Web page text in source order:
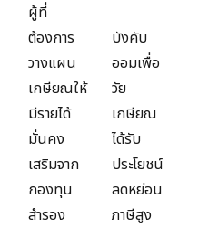
ผู้ที่
ต้องการ
วางแผน
เกษียณให้
มีรายได้
มั่นคง
เสริมจาก
กองทุน
สำรอง
บังคับ
ออมเพื่อ
วัย
เกษียณ
ได้รับ
ประโยชน์
ลดหย่อน
ภาษีสูง